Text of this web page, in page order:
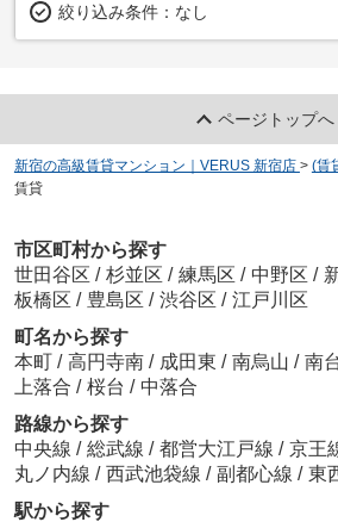
絞り込み条件： なし
ページトップへ
新宿の高級賃貸マンション｜VERUS 新宿店 > (賃
賃貸
市区町村から探す
世田谷区 / 杉並区 / 練馬区 / 中野区 /
板橋区 / 豊島区 / 渋谷区 / 江戸川区
町名から探す
本町 / 高円寺南 / 成田東 / 南烏山 / 南
上落合 / 桜台 / 中落合
路線から探す
中央線 / 総武線 / 都営大江戸線 / 京王
丸ノ内線 / 西武池袋線 / 副都心線 / 東
駅から探す